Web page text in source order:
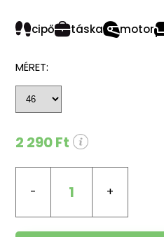
cipő táska motor
MÉRET:
2 290 Ft
1